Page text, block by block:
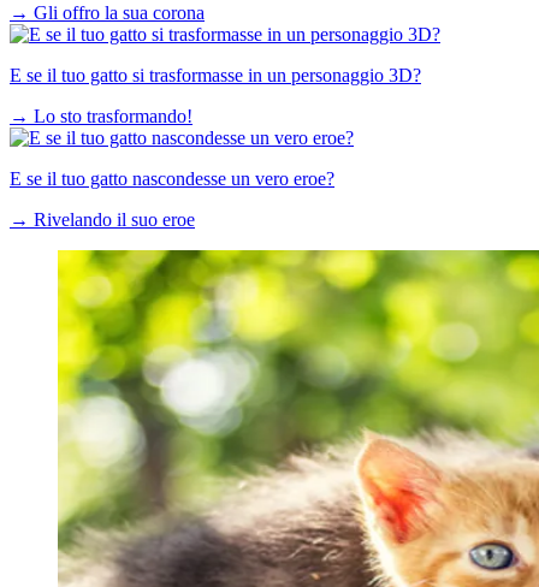
→ Gli offro la sua corona
E se il tuo gatto si trasformasse in un personaggio 3D?
→ Lo sto trasformando!
E se il tuo gatto nascondesse un vero eroe?
→ Rivelando il suo eroe